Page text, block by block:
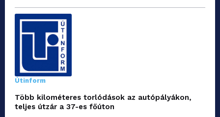
Útinform
Több kilométeres torlódások az autópályákon,
teljes útzár a 37-es főúton